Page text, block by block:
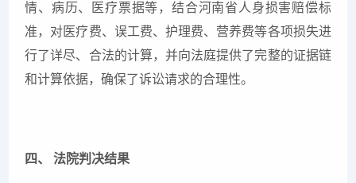
情、病历、医疗票据等，结合河南省人身损害赔偿标
准，对医疗费、误工费、护理费、营养费等各项损失进
行了详尽、合法的计算，并向法庭提供了完整的证据链
和计算依据，确保了诉讼请求的合理性。
四、 法院判决结果